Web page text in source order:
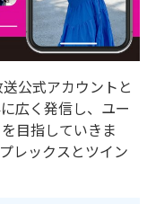
公式アカウントと
広く発信し、ユー
目指していきま
レックスとツイン